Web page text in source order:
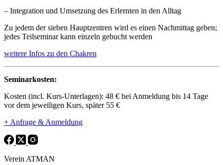
– Integration und Umsetzung des Erlernten in den Alltag
Zu jedem der sieben Hauptzentren wird es einen Nachmittag geben;
jedes Teilseminar kann einzeln gebucht werden
weitere Infos zu den Chakren
Seminarkosten:
Kosten (incl. Kurs-Unterlagen): 48 € bei Anmeldung bis 14 Tage
vor dem jeweiligen Kurs, später 55 €
+ Anfrage & Anmeldung
Verein ATMAN